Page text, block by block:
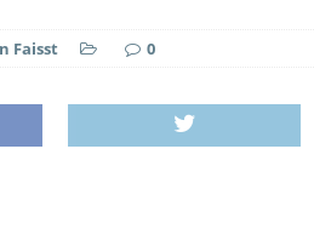
Faisst 0